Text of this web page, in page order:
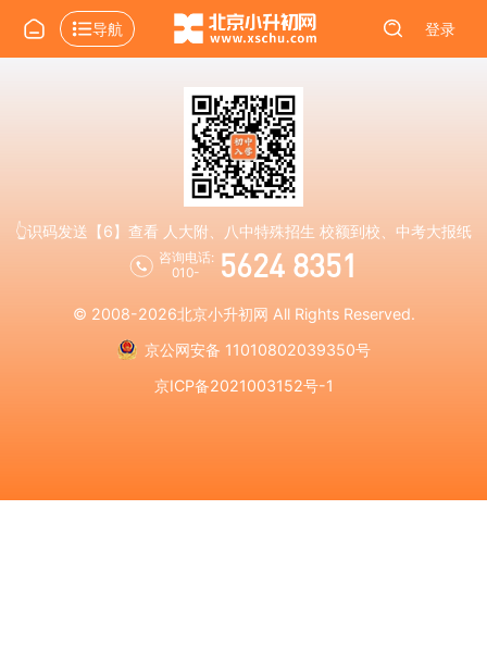
导航 登录
👆识码发送【6】查看 人大附、八中特殊招生 校额到校、中考大报纸
咨询电话:
010-
5624 8351
© 2008-2026北京小升初网 All Rights Reserved.
京公网安备 11010802039350号
京ICP备2021003152号-1